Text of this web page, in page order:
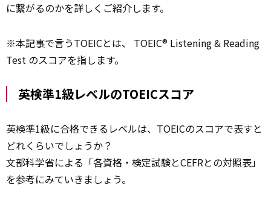
に繋がるのかを詳しくご紹介します。
※本記事で言うTOEICとは、 TOEIC® Listening & Reading
Test のスコアを指します。
英検準1級レベルのTOEICスコア
英検準1級に合格できるレベルは、TOEICのスコアで表すと
どれくらいでしょうか？
文部科学省による「各資格・検定試験とCEFRとの対照表」
を参考にみていきましょう。